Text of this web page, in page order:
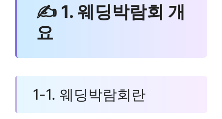
✍ 1. 웨딩박람회 개
요
1-1. 웨딩박람회란